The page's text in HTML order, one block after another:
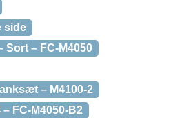
side
Sort – FC-M4050
– M4100-2
FC-M4050-B2